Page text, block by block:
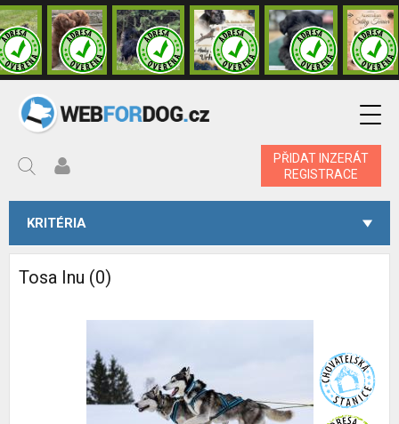
PŘIDAT INZERÁT
REGISTRACE
KRITÉRIA
Tosa Inu (0)